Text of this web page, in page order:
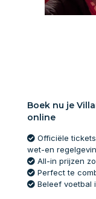
Boek nu je
online
Officiële
wet-en
All-in prijzen
Perfect te
Beleef voetbal